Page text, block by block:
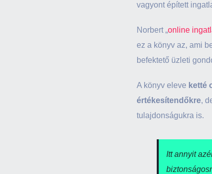
vagyont épített
Norbert „online
ez a könyv az, ami
befektető üzleti
A könyv eleve ketté
értékesítendőkre,
tulajdonságukra is.
Itt annyit